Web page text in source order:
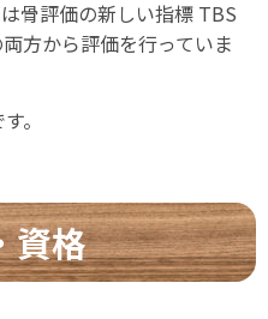
骨評価の新しい指標 TBS
方から評価を行っていま
。
資格